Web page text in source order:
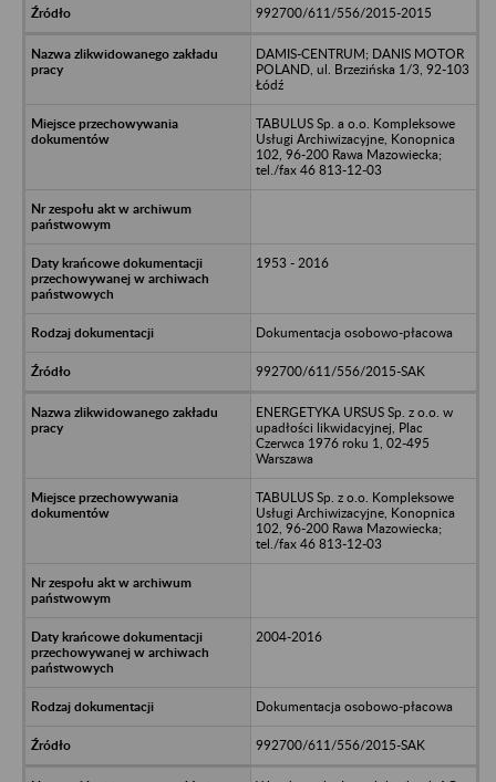
992700/611/556/2015-2015
DAMIS-CENTRUM; DANIS MOTOR
POLAND, ul. Brzezińska 1/3, 92-103
Łódź
TABULUS Sp. a o.o. Kompleksowe
Usługi Archiwizacyjne, Konopnica
102, 96-200 Rawa Mazowiecka;
tel./fax 46 813-12-03
1953 - 2016
Dokumentacja osobowo-płacowa
992700/611/556/2015-SAK
ENERGETYKA URSUS Sp. z o.o. w
upadłości likwidacyjnej, Plac
Czerwca 1976 roku 1, 02-495
Warszawa
TABULUS Sp. z o.o. Kompleksowe
Usługi Archiwizacyjne, Konopnica
102, 96-200 Rawa Mazowiecka;
tel./fax 46 813-12-03
2004-2016
Dokumentacja osobowo-płacowa
992700/611/556/2015-SAK